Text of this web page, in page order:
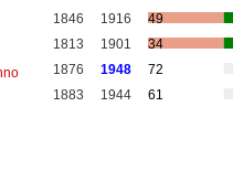
1846 1916
49
1813 1901
34
1876 1948
72
1883 1944 61